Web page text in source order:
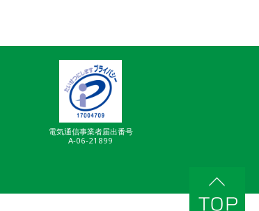
電気通信事業者届出番号
A-06-21899